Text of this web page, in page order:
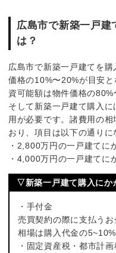
広島市で新築一戸建
は？
広島市で新築一戸建てを
価格の10%〜20%が目安
資可能額は物件価格の80%
そして新築一戸建て購入
用が必要です。諸費用の
おり、項目は以下の通りに
・2,800万円の一戸建て
・4,000万円の一戸建て
▽新築一戸建て購入にか
・手付金
売買契約の際に支払うお
相場は購入代金の
・固定資産税・都市計画